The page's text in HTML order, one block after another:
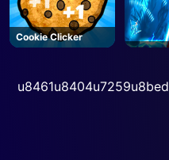
Cookie Clicker
u8461u8404u7259u8bed